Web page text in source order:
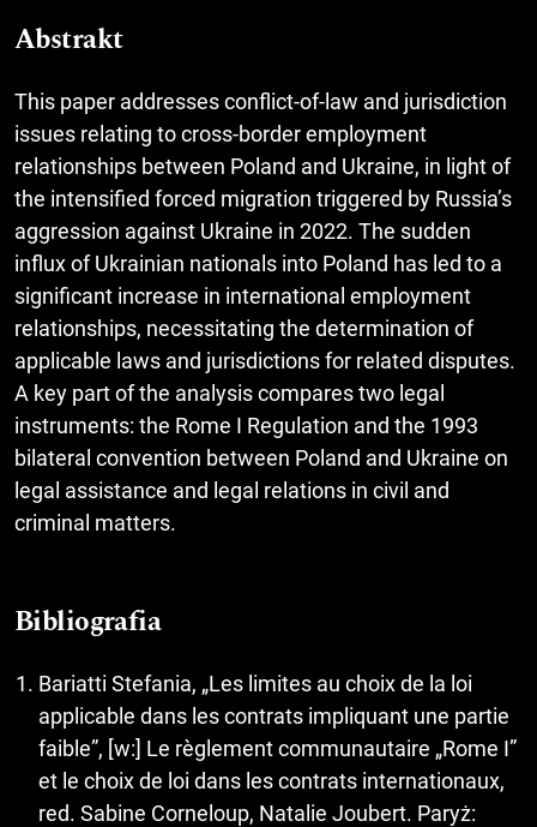
Abstrakt
This paper addresses conflict-of-law and jurisdiction
issues relating to cross-border employment
relationships between Poland and Ukraine, in light of
the intensified forced migration triggered by Russia’s
aggression against Ukraine in 2022. The sudden
influx of Ukrainian nationals into Poland has led to a
significant increase in international employment
relationships, necessitating the determination of
applicable laws and jurisdictions for related disputes.
A key part of the analysis compares two legal
instruments: the Rome I Regulation and the 1993
bilateral convention between Poland and Ukraine on
legal assistance and legal relations in civil and
criminal matters.
Bibliografia
Bariatti Stefania, „Les limites au choix de la loi
applicable dans les contrats impliquant une partie
faible”, [w:] Le règlement communautaire „Rome I”
et le choix de loi dans les contrats internationaux,
red. Sabine Corneloup, Natalie Joubert. Paryż: